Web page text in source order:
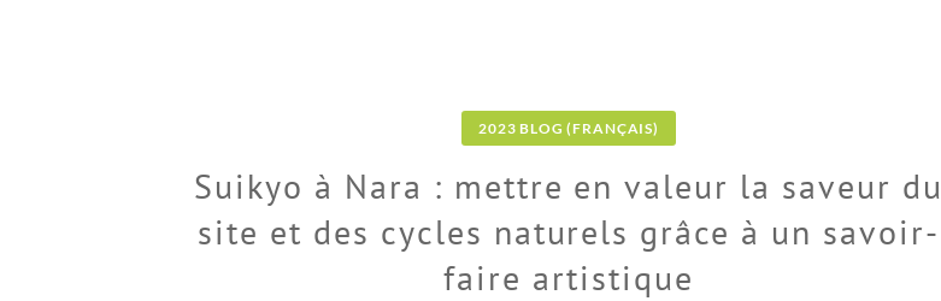
2023 BLOG (FRANÇAIS)
Suikyo à Nara : mettre en valeur la saveur du
site et des cycles naturels grâce à un savoir-
faire artistique